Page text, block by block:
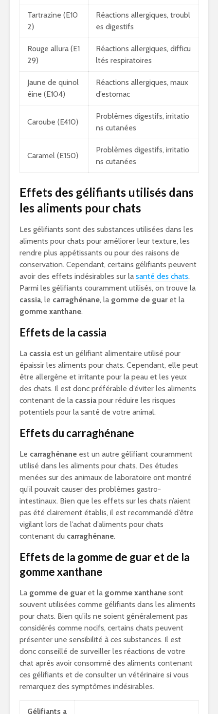
Tartrazine (E10
2)
Réactions allergiques, troubl
es digestifs
Rouge allura (E1
29)
Réactions allergiques, difficu
ltés respiratoires
Jaune de quinol
éine (E104)
Réactions allergiques, maux
d’estomac
Caroube (E410)
Problèmes digestifs, irritatio
ns cutanées
Caramel (E150)
Problèmes digestifs, irritatio
ns cutanées
Effets des gélifiants utilisés dans
les aliments pour chats
Les gélifiants sont des substances utilisées dans les
aliments pour chats pour améliorer leur texture, les
rendre plus appétissants ou pour des raisons de
conservation. Cependant, certains gélifiants peuvent
avoir des effets indésirables sur la santé des chats.
Parmi les gélifiants couramment utilisés, on trouve la
cassia, le carraghénane, la gomme de guaret la
gomme xanthane.
Effets de la cassia
La cassia est un gélifiant alimentaire utilisé pour
épaissir les aliments pour chats. Cependant, elle peut
être allergène et irritante pour la peau et les yeux
des chats. Il est donc préférable d’éviter les aliments
contenant de la cassia pour réduire les risques
potentiels pour la santé de votre animal.
Effets du carraghénane
Le carraghénane est un autre gélifiant couramment
utilisé dans les aliments pour chats. Des études
menées sur des animaux de laboratoire ont montré
qu’il pouvait causer des problèmes gastro-
intestinaux. Bien que les effets sur les chats n’aient
pas été clairement établis, il est recommandé d’être
vigilant lors de l’achat d’aliments pour chats
contenant du carraghénane.
Effets de la gomme de guar et de la
gomme xanthane
La gomme de guaret la gomme xanthane sont
souvent utilisées comme gélifiants dans les aliments
pour chats. Bien qu’ils ne soient généralement pas
considérés comme nocifs, certains chats peuvent
présenter une sensibilité à ces substances. Il est
donc conseillé de surveiller les réactions de votre
chat après avoir consommé des aliments contenant
ces gélifiants et de consulter un vétérinaire si vous
remarquez des symptômes indésirables.
Gélifiants a